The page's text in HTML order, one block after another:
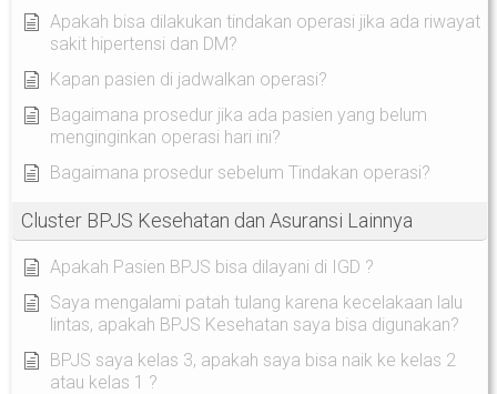
Apakah bisa dilakukan tindakan operasi jika ada riwayat
sakit hipertensi dan DM?
Kapan pasien di jadwalkan operasi?
Bagaimana prosedur jika ada pasien yang belum
menginginkan operasi hari ini?
Bagaimana prosedur sebelum Tindakan operasi?
Cluster BPJS Kesehatan dan Asuransi Lainnya
Apakah Pasien BPJS bisa dilayani di IGD ?
Saya mengalami patah tulang karena kecelakaan lalu
lintas, apakah BPJS Kesehatan saya bisa digunakan?
BPJS saya kelas 3, apakah saya bisa naik ke kelas 2
atau kelas 1 ?